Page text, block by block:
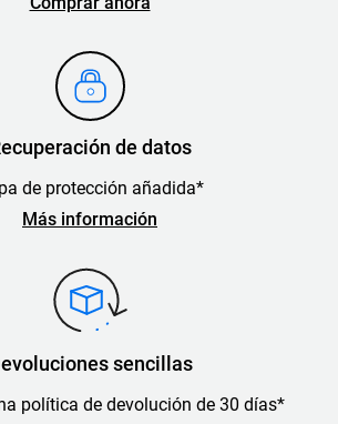
de datos
de protección añadida*
Más información
sencillas
política de devolución de 30 días*